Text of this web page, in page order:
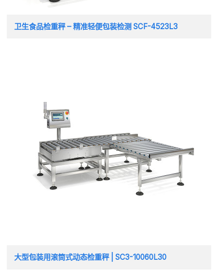
卫生食品检重秤 – 精准轻便包装检测 SCF-4523L3
大型包装用滚筒式动态检重秤 | SC3-10060L30